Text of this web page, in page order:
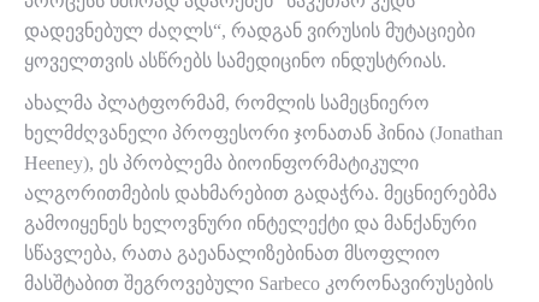
დადევნებულ ძაღლს“, რადგან ვირუსის მუტაციები
ყოველთვის ასწრებს სამედიცინო ინდუსტრიას.
ახალმა პლატფორმამ, რომლის სამეცნიერო
ხელმძღვანელი პროფესორი ჯონათან ჰინია (Jonathan
Heeney), ეს პრობლემა ბიოინფორმატიკული
ალგორითმების დახმარებით გადაჭრა. მეცნიერებმა
გამოიყენეს ხელოვნური ინტელექტი და მანქანური
სწავლება, რათა გაეანალიზებინათ მსოფლიო
მასშტაბით შეგროვებული Sarbeco კორონავირუსების